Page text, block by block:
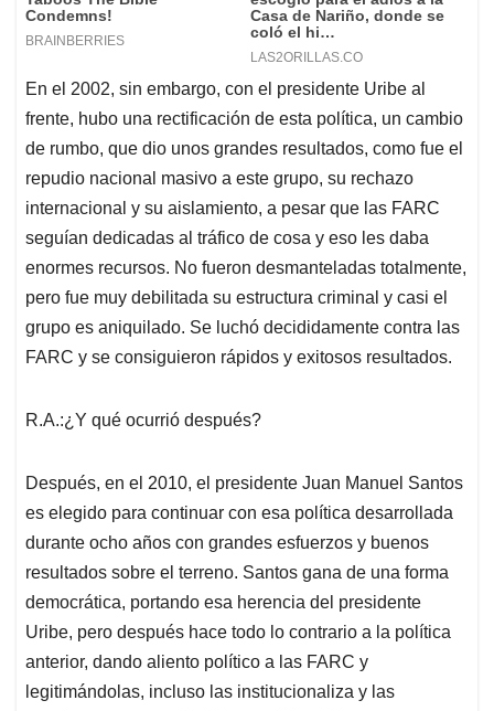
En el 2002, sin embargo, con el presidente Uribe al
frente, hubo una rectificación de esta política, un cambio
de rumbo, que dio unos grandes resultados, como fue el
repudio nacional masivo a este grupo, su rechazo
internacional y su aislamiento, a pesar que las FARC
seguían dedicadas al tráfico de cosa y eso les daba
enormes recursos. No fueron desmanteladas totalmente,
pero fue muy debilitada su estructura criminal y casi el
grupo es aniquilado. Se luchó decididamente contra las
FARC y se consiguieron rápidos y exitosos resultados.
R.A.:¿Y qué ocurrió después?
Después, en el 2010, el presidente Juan Manuel Santos
es elegido para continuar con esa política desarrollada
durante ocho años con grandes esfuerzos y buenos
resultados sobre el terreno. Santos gana de una forma
democrática, portando esa herencia del presidente
Uribe, pero después hace todo lo contrario a la política
anterior, dando aliento político a las FARC y
legitimándolas, incluso las institucionaliza y las